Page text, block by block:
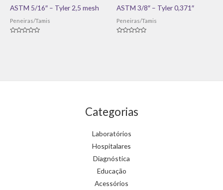
ASTM 5/16″ – Tyler 2,5 mesh
Peneiras/Tamis
ASTM 3/8″ – Tyler 0,371″
Peneiras/Tamis
Categorias
Laboratórios
Hospitalares
Diagnóstica
Educação
Acessórios